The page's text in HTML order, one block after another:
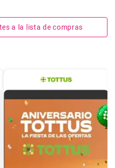
a la lista de compras